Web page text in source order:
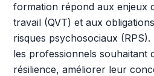
formation répond aux enjeux
travail (QVT) et aux
risques psychosociaux
les professionnels souhaitant
résilience, améliorer leur